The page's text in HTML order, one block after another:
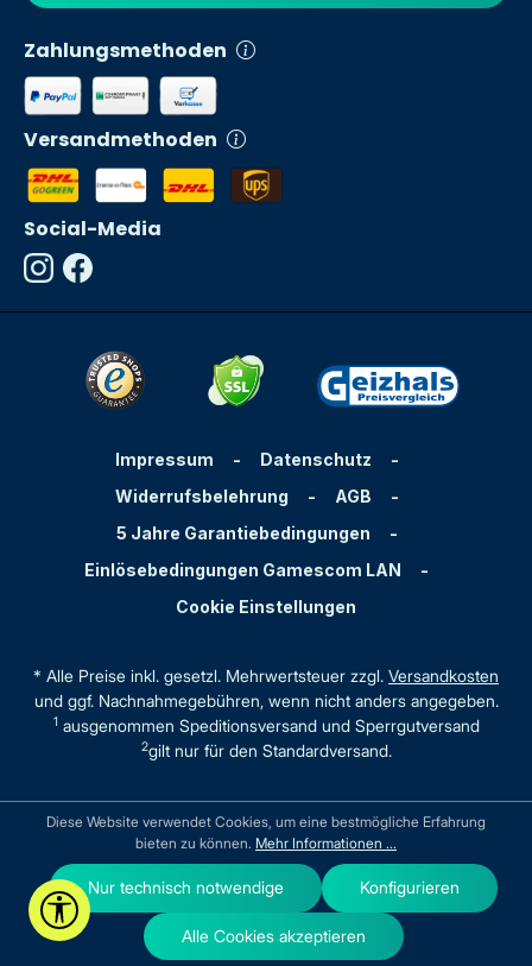
Zahlungsmethoden
Versandmethoden
Social-Media
Impressum - Datenschutz
-
Widerrufsbelehrung
- AGB
-
5 Jahre Garantiebedingungen
-
Einlösebedingungen Gamescom LAN
-
Cookie Einstellungen
* Alle Preise inkl. gesetzl. Mehrwertsteuer zzgl. Versandkosten
und ggf. Nachnahmegebühren, wenn nicht anders angegeben.
1ausgenommen Speditionsversand und Sperrgutversand
2gilt nur für den Standardversand.
Werkzeugleiste anzeigen
Diese Website verwendet Cookies, um eine bestmögliche Erfahrung
bieten zu können. Mehr Informationen ...
Nur technisch notwendige Konfigurieren
Alle Cookies akzeptieren